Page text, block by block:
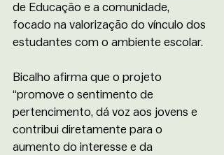
de Educação e a comunidade,
focado na valorização do vínculo dos
estudantes com o ambiente escolar.
Bicalho afirma que o projeto
“promove o sentimento de
pertencimento, dá voz aos jovens e
contribui diretamente para o
aumento do interesse e da